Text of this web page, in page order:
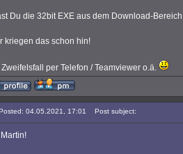
Du die 32bit EXE aus dem Download-
kriegen das schon hin!
Zweifelsfall per Telefon / Teamviewer o.ä.
04.05.2021, 17:01 Post subject:
Martin!